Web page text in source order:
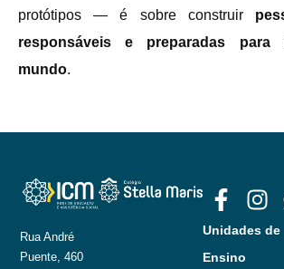
protótipos — é sobre construir
responsáveis e preparadas para
mundo.
Rua André
Puente, 460
Unidades de
Ensino